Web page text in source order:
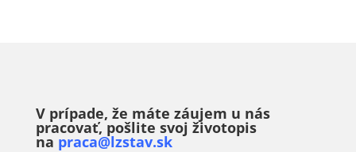
V prípade, že máte záujem u nás
pracovať, pošlite svoj životopis
na praca@lzstav.sk